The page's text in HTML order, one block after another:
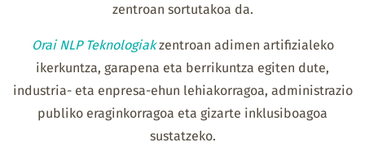
zentroan sortutakoa da.
Orai NLP Teknologiakzentroan adimen artifizialeko
ikerkuntza, garapena eta berrikuntza egiten dute,
industria- eta enpresa-ehun lehiakorragoa, administrazio
publiko eraginkorragoa eta gizarte inklusiboagoa
sustatzeko.